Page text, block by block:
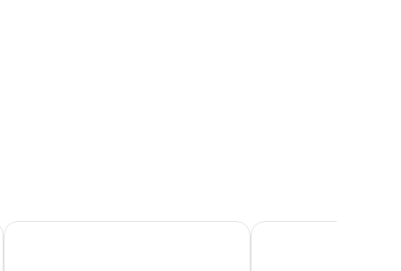
AYANA Resort Bali Hotel Indigo Bali